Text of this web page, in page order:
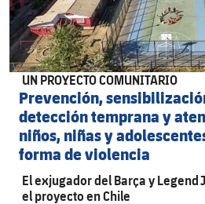
UN PROYECTO COMUNITARIO
Prevención,
detección temprana y
niños, niñas y
forma de violencia
El exjugador del Barça y Legend
el proyecto en Chile